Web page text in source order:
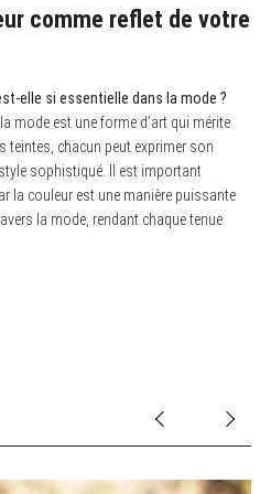
comme reflet de votre
elle si essentielle dans la mode ?
mode est une forme d’art qui mérite
teintes, chacun peut exprimer son
sophistiqué. Il est important
la couleur est une manière puissante
la mode, rendant chaque tenue